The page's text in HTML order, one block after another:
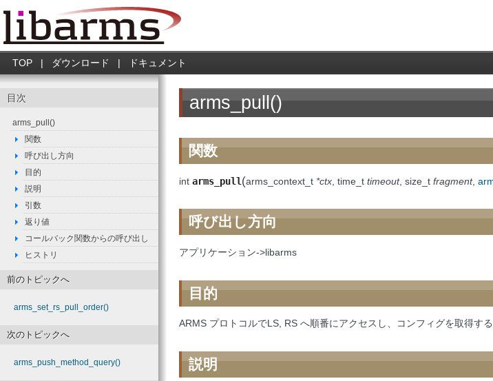
TOP | ダウンロード | ドキュメント
arms_pull()
関数
int arms_pull(arms_context_t *ctx, time_t timeout, size_t fragment,
呼び出し方向
アプリケーション->libarms
目的
ARMS プロトコルでLS, RS へ順番にアクセスし、コンフィグを取得する
説明
目次
arms_pull()
関数
呼び出し方向
目的
説明
引数
返り値
コールバック関数からの呼び出し
ヒストリ
前のトピックへ
arms_set_rs_pull_order()
次のトピックへ
arms_push_method_query()